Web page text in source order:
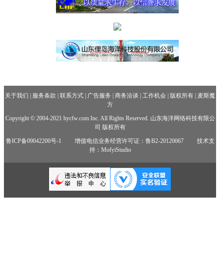
关于我们 服务条款 联系方式 广告服务 商务洽谈 工作机会 版权所有
麦斯魔
方
Copyright © 2004-2021 hycfw.com Inc. All Rights Reserved. 山东海洋网络科技有限公
司 版权所有
鲁ICP备09042200号-1
增值电信业务经营许可证：鲁B2-20120067
技术支
持：MofyiStudio